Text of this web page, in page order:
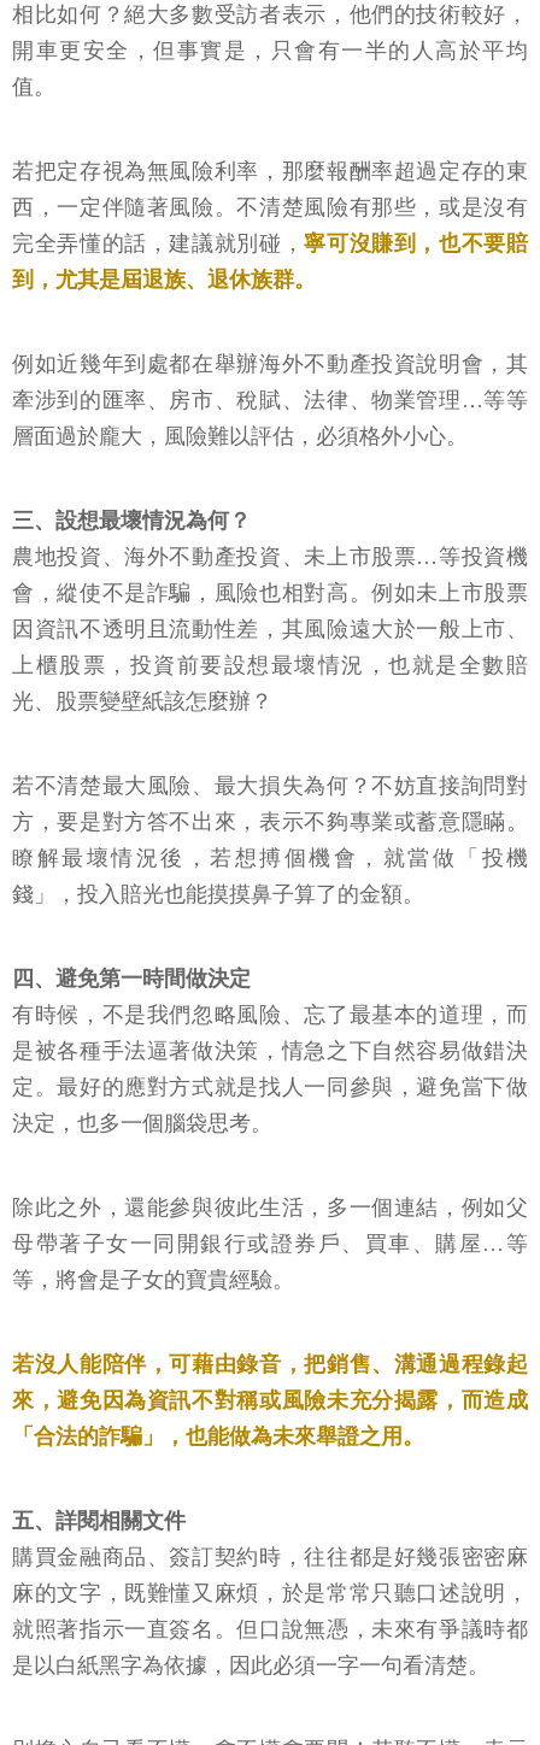
相比如何？絕大多數受訪者表示，他們的技術較好，
開車更安全，但事實是，只會有一半的人高於平均
值。
若把定存視為無風險利率，那麼報酬率超過定存的東
西，一定伴隨著風險。不清楚風險有那些，或是沒有
完全弄懂的話，建議就別碰，寧可沒賺到，也不要賠
到，尤其是屆退族、退休族群。
例如近幾年到處都在舉辦海外不動產投資說明會，其
牽涉到的匯率、房市、稅賦、法律、物業管理…等等
層面過於龐大，風險難以評估，必須格外小心。
三、設想最壞情況為何？
農地投資、海外不動產投資、未上市股票…等投資機
會，縱使不是詐騙，風險也相對高。例如未上市股票
因資訊不透明且流動性差，其風險遠大於一般上市、
上櫃股票，投資前要設想最壞情況，也就是全數賠
光、股票變壁紙該怎麼辦？
若不清楚最大風險、最大損失為何？不妨直接詢問對
方，要是對方答不出來，表示不夠專業或蓄意隱瞞。
瞭解最壞情況後，若想搏個機會，就當做「投機
錢」，投入賠光也能摸摸鼻子算了的金額。
四、避免第一時間做決定
有時候，不是我們忽略風險、忘了最基本的道理，而
是被各種手法逼著做決策，情急之下自然容易做錯決
定。最好的應對方式就是找人一同參與，避免當下做
決定，也多一個腦袋思考。
除此之外，還能參與彼此生活，多一個連結，例如父
母帶著子女一同開銀行或證券戶、買車、購屋…等
等，將會是子女的寶貴經驗。
若沒人能陪伴，可藉由錄音，把銷售、溝通過程錄起
來，避免因為資訊不對稱或風險未充分揭露，而造成
「合法的詐騙」，也能做為未來舉證之用。
五、詳閱相關文件
購買金融商品、簽訂契約時，往往都是好幾張密密麻
麻的文字，既難懂又麻煩，於是常常只聽口述說明，
就照著指示一直簽名。但口說無憑，未來有爭議時都
是以白紙黑字為依據，因此必須一字一句看清楚。